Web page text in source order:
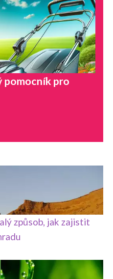
pomocník pro
způsob, jak zajistit